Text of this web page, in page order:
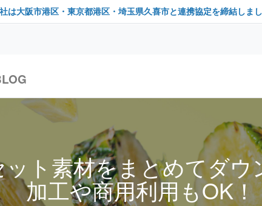
は大阪市港区・東京都港区・埼玉県久喜市と連携協定を締結しま
ト素材をまとめてダウ
加工や商用利用もOK！